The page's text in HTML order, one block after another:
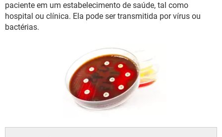
SEXUALIDADE
paciente em um estabelecimento de saúde, tal como
hospital ou clínica. Ela pode ser transmitida por vírus ou
bactérias.